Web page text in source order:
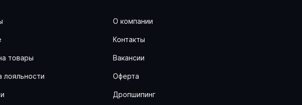
товары
лояльности
О компании
Контакты
Вакансии
Оферта
Дропшипинг